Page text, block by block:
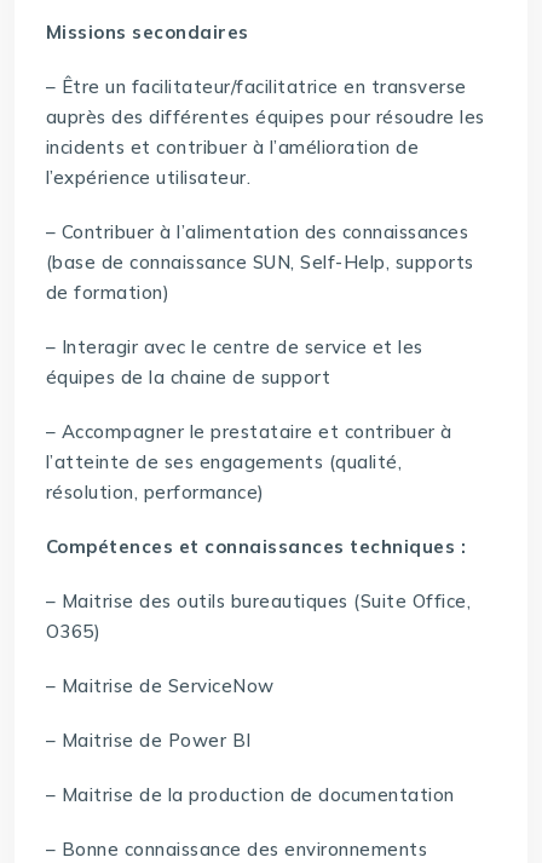
Missions secondaires
– Être un facilitateur/facilitatrice en transverse
auprès des différentes équipes pour résoudre les
incidents et contribuer à l’amélioration de
l’expérience utilisateur.
– Contribuer à l’alimentation des connaissances
(base de connaissance SUN, Self-Help, supports
de formation)
– Interagir avec le centre de service et les
équipes de la chaine de support
– Accompagner le prestataire et contribuer à
l’atteinte de ses engagements (qualité,
résolution, performance)
Compétences et connaissances techniques :
– Maitrise des outils bureautiques (Suite Office,
O365)
– Maitrise de ServiceNow
– Maitrise de Power BI
– Maitrise de la production de documentation
– Bonne connaissance des environnements